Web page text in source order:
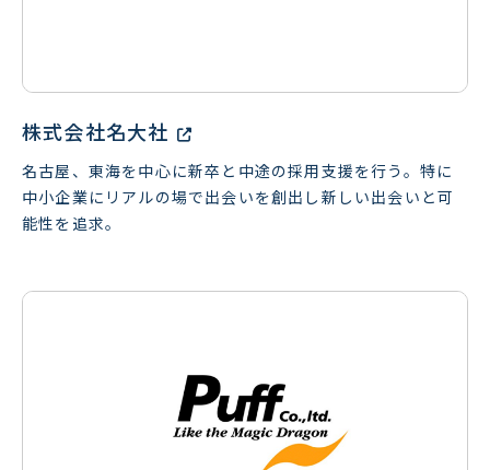
株式会社名大社
名古屋、東海を中心に新卒と中途の採用支援を行う。特に
中小企業にリアルの場で出会いを創出し新しい出会いと可
能性を追求。